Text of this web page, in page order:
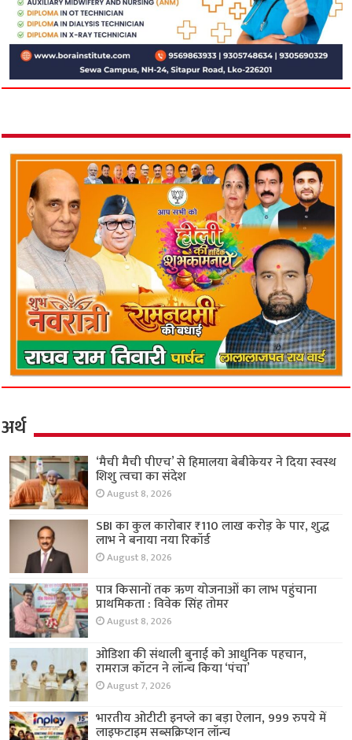
अर्थ
‘मैची मैची पीएच’ से हिमालया बेबीकेयर ने दिया स्वस्थ
शिशु त्वचा का संदेश
August 8, 2026
SBI का कुल कारोबार ₹110 लाख करोड़ के पार, शुद्ध
लाभ ने बनाया नया रिकॉर्ड
August 8, 2026
पात्र किसानों तक ऋण योजनाओं का लाभ पहुंचाना
प्राथमिकता : विवेक सिंह तोमर
August 8, 2026
ओडिशा की संथाली बुनाई को आधुनिक पहचान,
रामराज कॉटन ने लॉन्च किया ‘पंचा’
August 7, 2026
भारतीय ओटीटी इनप्ले का बड़ा ऐलान, 999 रुपये में
लाइफटाइम सब्सक्रिप्शन लॉन्च